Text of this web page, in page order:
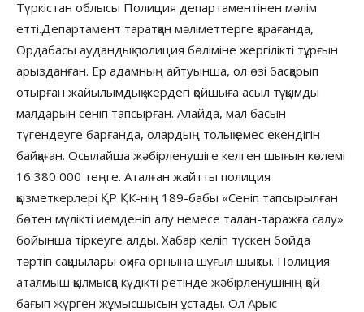
Түркістан облысы Полиция департаментінен мәлім
етті.Департамент таратқан мәліметтерге қарағанда,
Ордабасы аудандық полиция бөліміне жергілікті тұрғын
арызданған. Ер адамның айтуынша, ол өзі басқарып
отырған жайылымдық жердегі қойшыға асыл тұқымды
малдарын сеніп тапсырған. Алайда, мал басын
түгендеуге барғанда, олардың толық емес екендігін
байқаған. Осылайша жәбірленушіге келген шығын көлемі
16 380 000 теңге. Аталған жайтты полиция
қызметкерлері ҚР ҚК-нің 189-бабы «Сеніп тапсырылған
бөтен мүлікті иемденіп алу немесе талан-таражға салу»
бойынша тіркеуге алды. Хабар келіп түскен бойда
тәртіп сақшылары оқиға орнына шұғыл шықты. Полиция
аталмыш қылмысқа күдікті ретінде жәбірленушінің қой
бағып жүрген жұмысшысын ұстады. Ол Арыс